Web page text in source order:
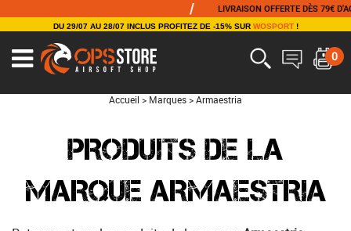
LIVRAISON OFFERTE DÈS 79€
DU 29/07 AU 28/07 INCLUS PROFITEZ DE -15% SUR WOSPORT!
0
Accueil > Marques > Armaestria
PRODUITS DE LA
MARQUE ARMAESTRIA